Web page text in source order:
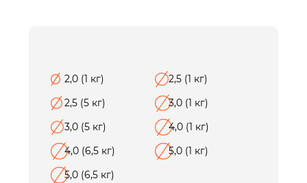
2,0 (1 кг)
2,5 (1 кг)
2,5 (5 кг)
3,0 (1 кг)
3,0 (5 кг)
4,0 (1 кг)
4,0 (6,5 кг)
5,0 (1 кг)
5,0 (6,5 кг)